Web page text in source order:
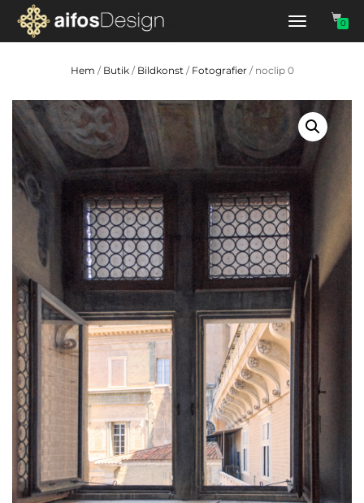
Slå
0
Hem / Butik/ Bildkonst/ Fotografier/ noclip 0